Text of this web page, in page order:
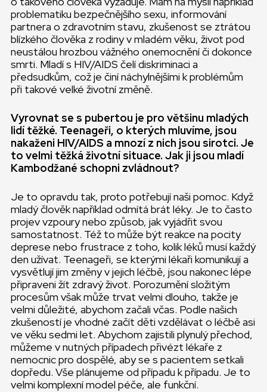
problematiku bezpečnějšího sexu, informování
partnera o zdravotním stavu, zkušenost se ztrátou
blízkého člověka z rodiny v mladém věku, život pod
neustálou hrozbou vážného onemocnění či dokonce
smrti. Mladí s HIV/AIDS čelí diskriminaci a
předsudkům, což je činí náchylnějšími k problémům
při takové velké životní změně.
Vyrovnat se s pubertou je pro většinu mladých
lidí těžké. Teenageři, o kterých mluvíme, jsou
nakaženi HIV/AIDS a mnozí z nich jsou sirotci. Je
to velmi těžká životní situace. Jak ji jsou mladí
Kambodžané schopni zvládnout?
Je to opravdu tak, proto potřebují naši pomoc. Když
mladý člověk například odmítá brát léky. Je to často
projev vzpoury nebo způsob, jak vyjádřit svou
samostatnost. Též to může být reakce na pocity
deprese nebo frustrace z toho, kolik léků musí každý
den užívat. Teenageři, se kterými lékaři komunikují a
vysvětlují jim změny v jejich léčbě, jsou nakonec lépe
připraveni žít zdravý život. Porozumění složitým
procesům však může trvat velmi dlouho, takže je
velmi důležité, abychom začali včas. Podle našich
zkušeností je vhodné začít děti vzdělávat o léčbě asi
ve věku sedmi let. Abychom zajistili plynulý přechod,
můžeme v nutných případech přivézt lékaře z
nemocnic pro dospělé, aby se s pacientem setkali
dopředu. Vše plánujeme od případu k případu. Je to
velmi komplexní model péče, ale funkční.